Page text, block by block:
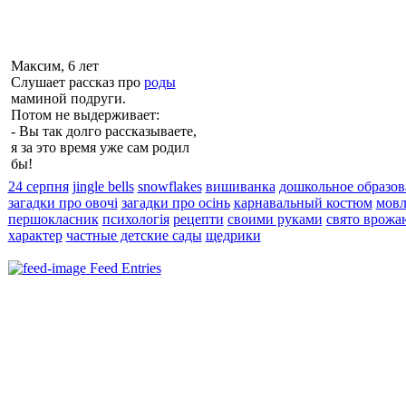
Максим, 6 лет
Слушает рассказ про роды
маминой подруги.
Потом не выдерживает:
- Вы так долго рассказываете,
я за это время уже сам родил
бы!
24 серпня jingle bells snowflakes вишиванка дошкольное
загадки про овочі загадки про осінь карнавальный костюм
першокласник психологія рецепти своими руками свято
характер частные детские сады щедрики
Feed Entries